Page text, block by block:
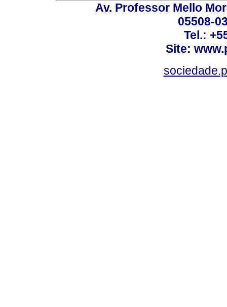
Av. Professor Mello
05508-
Tel.:
Site: